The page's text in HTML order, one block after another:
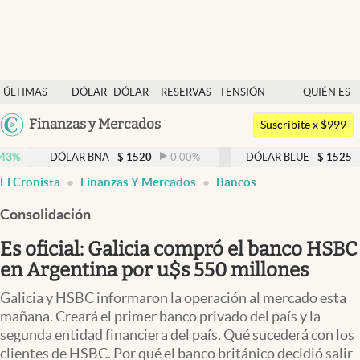
ÚLTIMAS
NOTICIAS
DÓLAR
DÓLAR
RESERVAS
TENSIÓN
GEOPOLÍTICA
QUIÉN ES
QUIÉN
Argentina
Uruguay
Finanzas y Mercados
Dólar
Members
Economía y Política
Finanzas y Mercados
Mercados Online
Negocios
Columnistas
Otras secciones
Apertura
Suscribite x $999
DÓLAR BNA $ 1520 0.00% DÓLAR BLUE $ 1525 -0.33%
El Cronista Finanzas Y Mercados Bancos
Consolidación
Es oficial: Galicia compró el banco HSBC
en Argentina por u$s 550 millones
Galicia y HSBC informaron la operación al mercado esta
mañana. Creará el primer banco privado del país y la
segunda entidad financiera del país. Qué sucederá con los
clientes de HSBC. Por qué el banco británico decidió salir